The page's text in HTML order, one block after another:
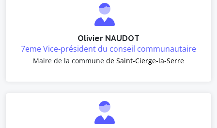
Olivier NAUDOT
7eme Vice-président du conseil communautaire
Maire de la commune de Saint-Cierge-la-Serre